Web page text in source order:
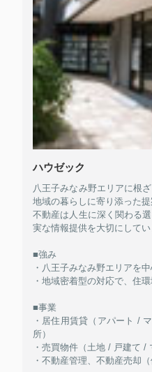
ハウゼック
八王子みなみ野エリアに根
地域の暮らしに寄り添った提
不動産は人生に深く関わる
実な情報提供を大切にしてい
■強み
・八王子みなみ野エリアを
・地域密着型の対応で、住
■事業
・居住用賃貸（アパート /
所）
・売買物件（土地 / 戸建て /
・不動産管理、不動産売却（